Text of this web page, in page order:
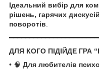
Ідеальний вибір для
рішень, гарячих
поворотів
ДЛЯ КОГО ПІДІЙДЕ ГРА
• 🧠 Для любителів